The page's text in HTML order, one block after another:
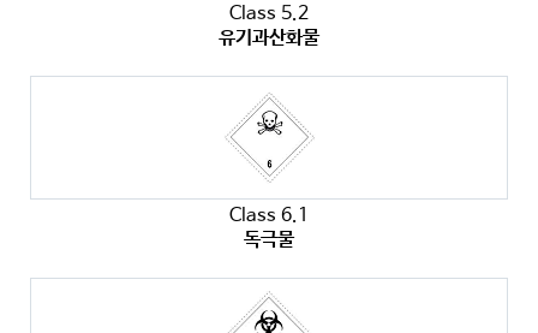
Class 5.2
유기과산화물
Class 6.1
독극물